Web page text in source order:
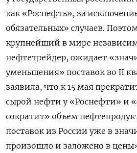
как «Роснефть», за
обязательных» случаев.
крупнейший в мире
нефтетрейдер, ожидает
уменьшения» поставок во II
заявила, что к 15 мая
сырой нефти у «Роснефти» и
сократит» объем
поставок из России уже в
произошло и заложено в